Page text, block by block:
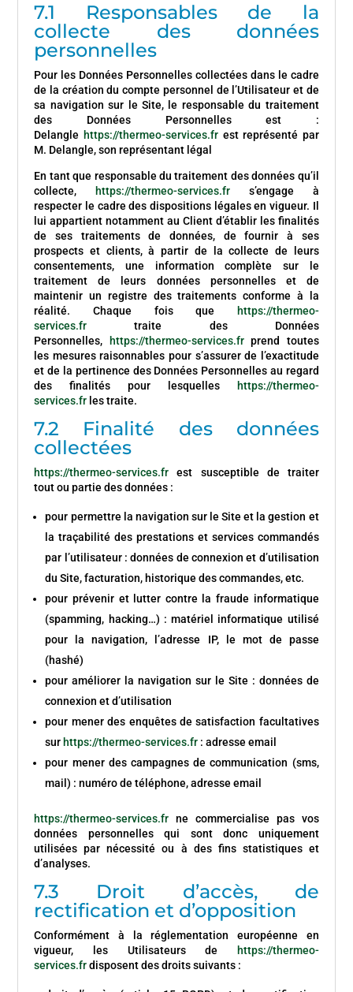
7.1 Responsables de la
collecte des données
personnelles
Pour les Données Personnelles collectées dans le cadre
de la création du compte personnel de l’Utilisateur et de
sa navigation sur le Site, le responsable du traitement
des Données Personnelles est :
Delangle https://thermeo-services.fr est représenté par
M. Delangle, son représentant légal
En tant que responsable du traitement des données qu’il
collecte,
https://thermeo-services.fr
s’engage à
respecter le cadre des dispositions légales en vigueur. Il
lui appartient notamment au Client d’établir les finalités
de ses traitements de données, de fournir à ses
prospects et clients, à partir de la collecte de leurs
consentements, une information complète sur le
traitement de leurs données personnelles et de
maintenir un registre des traitements conforme à la
réalité. Chaque fois que
https://thermeo-
services.fr
traite des Données
Personnelles,
https://thermeo-services.fr prend toutes
les mesures raisonnables pour s’assurer de l’exactitude
et de la pertinence des Données Personnelles au regard
des finalités pour lesquelles
https://thermeo-
services.fr les traite.
7.2 Finalité des données
collectées
https://thermeo-services.fr
est susceptible de traiter
tout ou partie des données :
pour permettre la navigation sur le Site et la gestion et
la traçabilité des prestations et services commandés
par l’utilisateur : données de connexion et d’utilisation
du Site, facturation, historique des commandes, etc.
pour prévenir et lutter contre la fraude informatique
(spamming, hacking…) : matériel informatique utilisé
pour la navigation, l’adresse IP, le mot de passe
(hashé)
pour améliorer la navigation sur le Site : données de
connexion et d’utilisation
pour mener des enquêtes de satisfaction facultatives
sur https://thermeo-services.fr : adresse email
pour mener des campagnes de communication (sms,
mail) : numéro de téléphone, adresse email
https://thermeo-services.fr ne commercialise pas vos
données personnelles qui sont donc uniquement
utilisées par nécessité ou à des fins statistiques et
d’analyses.
7.3 Droit d’accès, de
rectification et d’opposition
Conformément à la réglementation européenne en
vigueur, les Utilisateurs de
https://thermeo-
services.fr disposent des droits suivants :